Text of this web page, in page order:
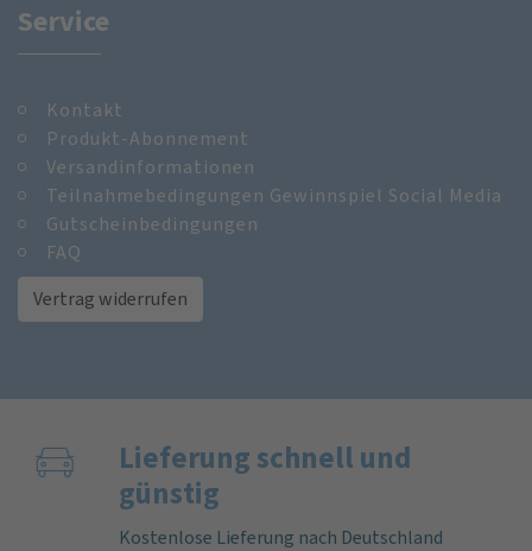
Service
Kontakt
Produkt-Abonnement
Versandinformationen
Teilnahmebedingungen Gewinnspiel Social Media
Gutscheinbedingungen
FAQ
Vertrag widerrufen
Lieferung schnell und
günstig
Kostenlose Lieferung nach Deutschland